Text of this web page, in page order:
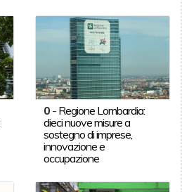
0 - Regione Lombardia:
dieci nuove misure a
sostegno di imprese,
innovazione e
occupazione